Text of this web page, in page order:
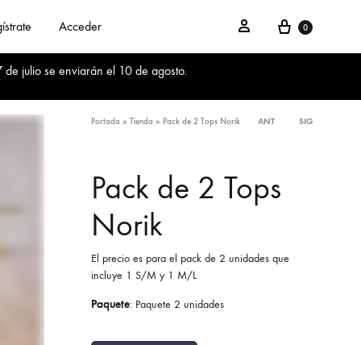
julio se enviarán el 10 de agosto.
Acceder Acceder Cesta
0
Portada » Tienda » Pack de 2 Tops Norik
Product
ANT SIG
Pack de 2 Tops
Norik
El precio es para el pack de 2 unidades que
incluye 1 S/M y 1 M/L
Paquete: Paquete 2 unidades